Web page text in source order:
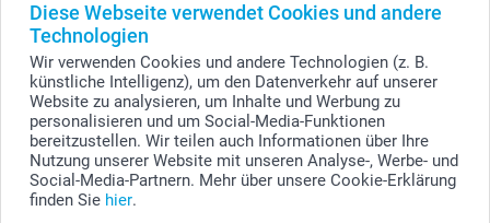
Diese Webseite verwendet Cookies und andere
Technologien
Wir verwenden Cookies und andere Technologien (z. B.
künstliche Intelligenz), um den Datenverkehr auf unserer
Website zu analysieren, um Inhalte und Werbung zu
personalisieren und um Social-Media-Funktionen
bereitzustellen. Wir teilen auch Informationen über Ihre
Nutzung unserer Website mit unseren Analyse-, Werbe- und
Social-Media-Partnern. Mehr über unsere Cookie-Erklärung
finden Sie hier.
© smartphoto Group. Alle Rechte vorbehalten.
Alle Preise verstehen sich in EURO (€) inkl. MwSt. und zzgl. Versandkosten.